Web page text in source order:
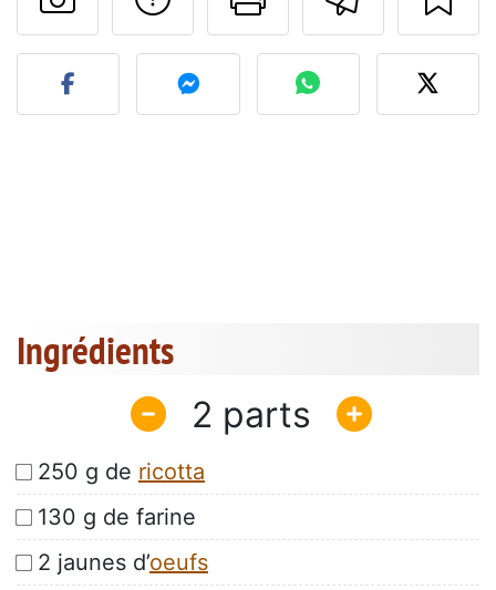
Publier votre photo de
Ingrédients
2
250 g de ricotta
130 g de farine
2 jaunes d’oeufs